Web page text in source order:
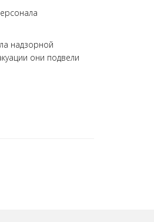
надзорной
они подвели